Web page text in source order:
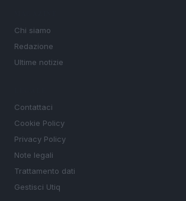
Chi siamo
Redazione
Ultime notizie
Contattaci
Cookie Policy
Privacy Policy
Note legali
Trattamento dati
Gestisci Utiq